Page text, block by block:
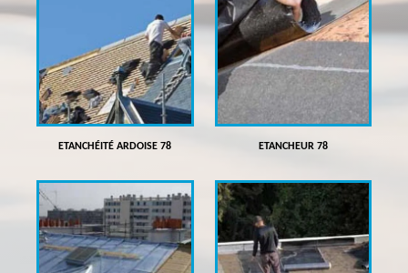
ETANCHÉITÉ ARDOISE 78 ETANCHEUR 78